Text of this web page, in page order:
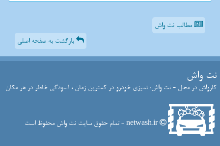
مطالب نت واش
بازگشت به صفحه اصلی
نت واش
کارواش در محل - نت واش: تمیزی خودرو در کمترین زمان ، آسودگی خاطر در هر مکان
netwash.ir - تمام حقوق سایت نت واش محفوظ است